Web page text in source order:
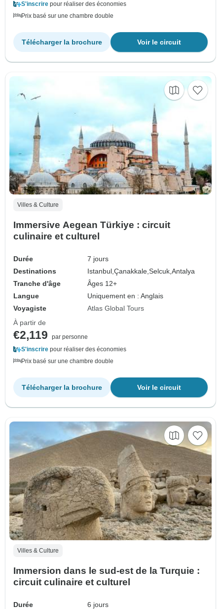
S'inscrire pour réaliser des économies
Prix basé sur une chambre double
Voir le circuit
Télécharger la brochure
Villes & Culture
Immersive Aegean Türkiye : circuit
culinaire et culturel
Durée
7 jours
Destinations
Istanbul,Çanakkale,Selcuk,Antalya
Tranche d'âge
Âges 12+
Langue
Uniquement en : Anglais
Voyagiste
Atlas Global Tours
À partir de
€2,119
par personne
S'inscrire pour réaliser des économies
Prix basé sur une chambre double
Voir le circuit
Télécharger la brochure
Villes & Culture
Immersion dans le sud-est de la Turquie :
circuit culinaire et culturel
Durée 6 jours